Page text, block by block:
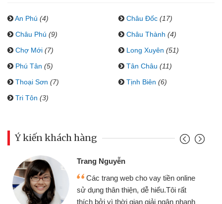
An Phú (4) Châu Đốc (17)
Châu Phú (9) Châu Thành (4)
Chợ Mới (7) Long Xuyên (51)
Phú Tân (5) Tân Châu (11)
Thoại Sơn (7) Tịnh Biên (6)
Tri Tôn (3)
Ý kiến khách hàng
vay tiền online
hiểu.Tôi rất
ngân nhanh
Mình cần tiền gấp nên
chiếc xe wave nhưng
gói vay tiền bằng CMND